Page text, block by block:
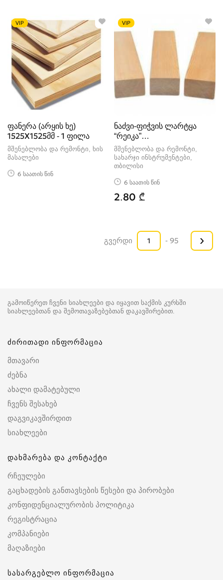
VIP
ფანერა (არყის ხე)
1525X1525მმ - 1 ფილა
მშენებლობა და რემონტი, ხის
მასალები
6 საათის წინ
VIP
ნაძვი-ფიჭვის ლარტყა
“რეიკა”
20X40X2000/3000 მმ
მშენებლობა და რემონტი,
სახარჯი ინსტრუმენტები
თბილისი
6 საათის წინ
2.80 ₾
გვერდი - 95 ›
გამოიწერეთ ჩვენი სიახლეები და იყავით საქმის კურსში
სიახლეებთან და შემოთავაზებებთან დაკავშირებით.
ძირითადი ინფორმაცია
მთავარი
ძებნა
ახალი დამატებული
ჩვენს შესახებ
დაგვიკავშირდით
სიახლეები
დახმარება და კონტაქტი
რჩეულები
გაცხადების განთავსების წესები და პირობები
კონფიდენციალურობის პოლიტიკა
რეგისტრაცია
კომპანიები
მაღაზიები
სასარგებლო ინფორმაცია